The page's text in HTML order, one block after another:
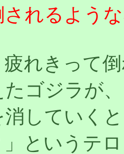
されるよう
れきって
たゴジラが
していく
というテ